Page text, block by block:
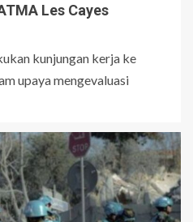
Les Cayes
kunjungan kerja ke
upaya mengevaluasi